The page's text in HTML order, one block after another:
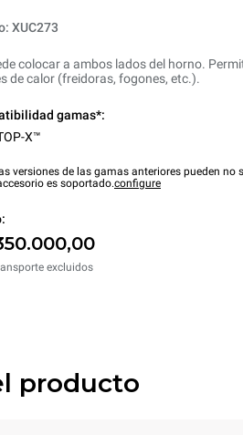
XUC273
colocar a ambos lados del horno.
de calor (freidoras, fogones, etc.).
gamas*:
X™
versiones de las gamas anteriores pueden
es soportado.configure
excluidos
producto